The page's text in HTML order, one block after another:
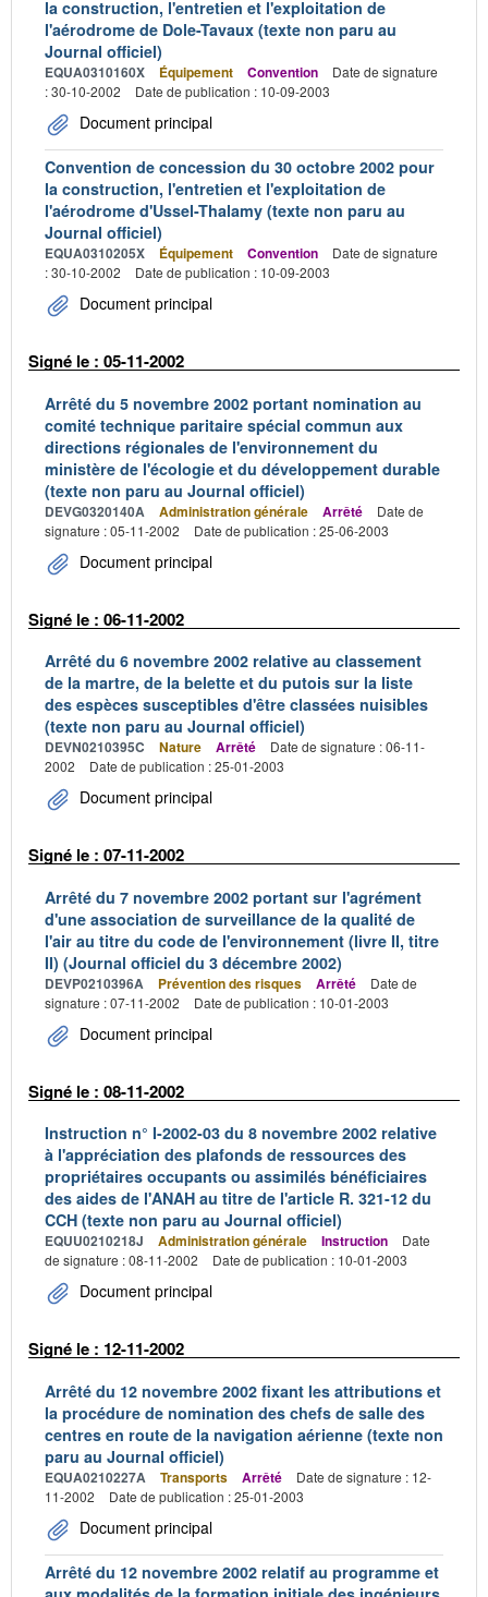
la construction, l'entretien et l'exploitation de
l'aérodrome de Dole-Tavaux (texte non paru au
Journal officiel)
EQUA0310160X Équipement Convention
Date de signature
: 30-10-2002
Date de publication : 10-09-2003
Document principal
Convention de concession du 30 octobre 2002 pour
la construction, l'entretien et l'exploitation de
l'aérodrome d'Ussel-Thalamy (texte non paru au
Journal officiel)
EQUA0310205X Équipement Convention
Date de signature
: 30-10-2002
Date de publication : 10-09-2003
Document principal
Signé le : 05-11-2002
Arrêté du 5 novembre 2002 portant nomination au
comité technique paritaire spécial commun aux
directions régionales de l'environnement du
ministère de l'écologie et du développement durable
(texte non paru au Journal officiel)
DEVG0320140A Administration générale Arrêté
Date de
signature : 05-11-2002
Date de publication : 25-06-2003
Document principal
Signé le : 06-11-2002
Arrêté du 6 novembre 2002 relative au classement
de la martre, de la belette et du putois sur la liste
des espèces susceptibles d'être classées nuisibles
(texte non paru au Journal officiel)
DEVN0210395C Nature Arrêté
Date de signature : 06-11-
2002
Date de publication : 25-01-2003
Document principal
Signé le : 07-11-2002
Arrêté du 7 novembre 2002 portant sur l'agrément
d'une association de surveillance de la qualité de
l'air au titre du code de l'environnement (livre II, titre
II) (Journal officiel du 3 décembre 2002)
DEVP0210396A Prévention des risques Arrêté
Date de
signature : 07-11-2002
Date de publication : 10-01-2003
Document principal
Signé le : 08-11-2002
Instruction n° I-2002-03 du 8 novembre 2002 relative
à l'appréciation des plafonds de ressources des
propriétaires occupants ou assimilés bénéficiaires
des aides de l'ANAH au titre de l'article R. 321-12 du
CCH (texte non paru au Journal officiel)
EQUU0210218J Administration générale Instruction
Date
de signature : 08-11-2002
Date de publication : 10-01-2003
Document principal
Signé le : 12-11-2002
Arrêté du 12 novembre 2002 fixant les attributions et
la procédure de nomination des chefs de salle des
centres en route de la navigation aérienne (texte non
paru au Journal officiel)
EQUA0210227A Transports Arrêté
Date de signature : 12-
11-2002
Date de publication : 25-01-2003
Document principal
Arrêté du 12 novembre 2002 relatif au programme et